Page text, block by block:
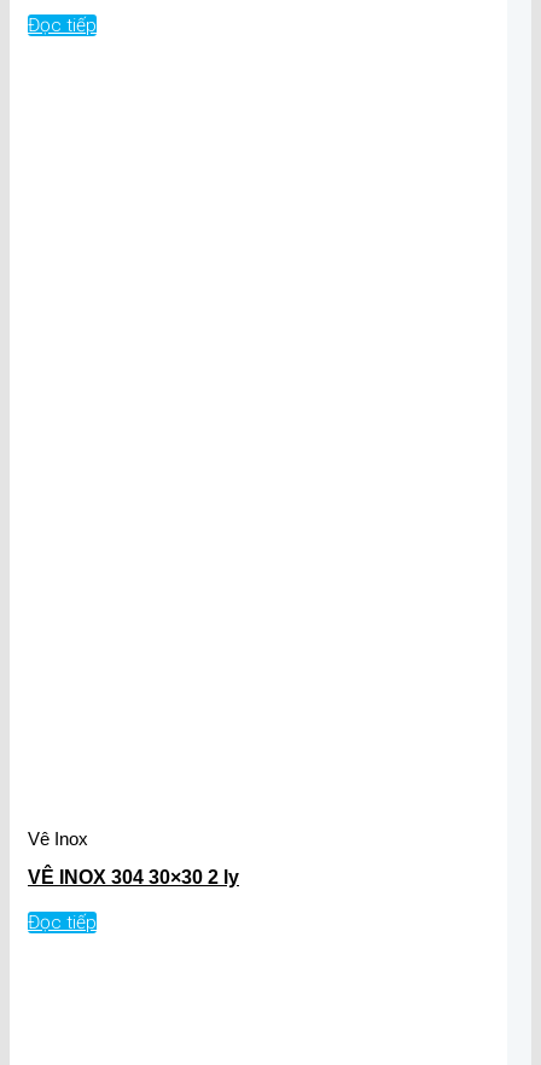
Đọc tiếp
Vê Inox
VÊ INOX 304 30×30 2 ly
Đọc tiếp